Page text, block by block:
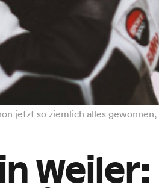
jetzt so ziemlich alles